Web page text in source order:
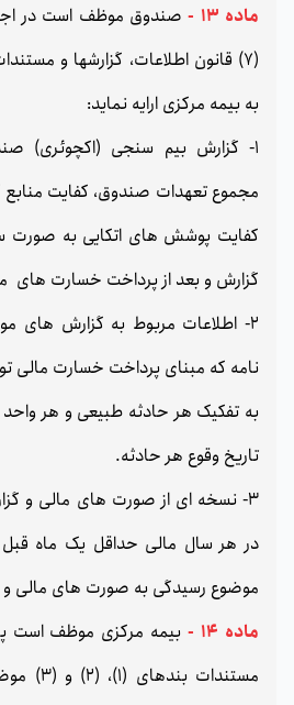
ماده 13 -
صندوق موظف است در
(7) قانون اطلاعات، گزارشها و
به بیمه مرکزی ارایه نماید:
1- گزارش بیم سنجی (اکچوئری)
مجموع تعهدات صندوق، کفایت منابع
کفایت پوشش های اتکایی به صورت
گزارش و بعد از پرداخت خسارت های
نامه که مبنای پرداخت خسارت
به تفکیک هر حادثه طبیعی و هر
تاریخ وقوع هر حادثه.
3- نسخه ای از صورت های مالی و
در هر سال مالی حداقل یک ماه
موضوع رسیدگی به صورت های مالی و
ماده 14 -
بیمه مرکزی موظف است